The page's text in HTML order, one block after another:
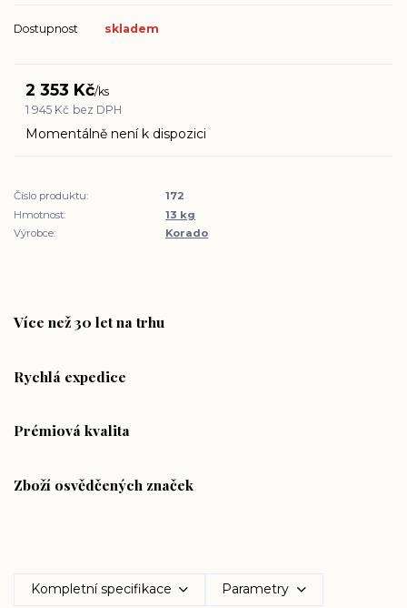
Dostupnost skladem
2 353 Kč/ks
1 945 Kč bez DPH
Momentálně není k dispozici
Číslo produktu:
172
Hmotnost:
13 kg
Výrobce:
Korado
Více než 30 let na trhu
Rychlá expedice
Prémiová kvalita
Zboží osvědčených značek
Kompletní specifikace Parametry